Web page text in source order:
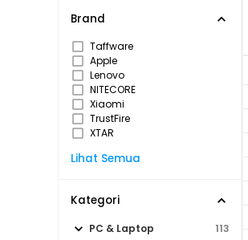
Brand
Taffware
Apple
Lenovo
NITECORE
Xiaomi
TrustFire
XTAR
Lihat Semua
Kategori
PC & Laptop
113